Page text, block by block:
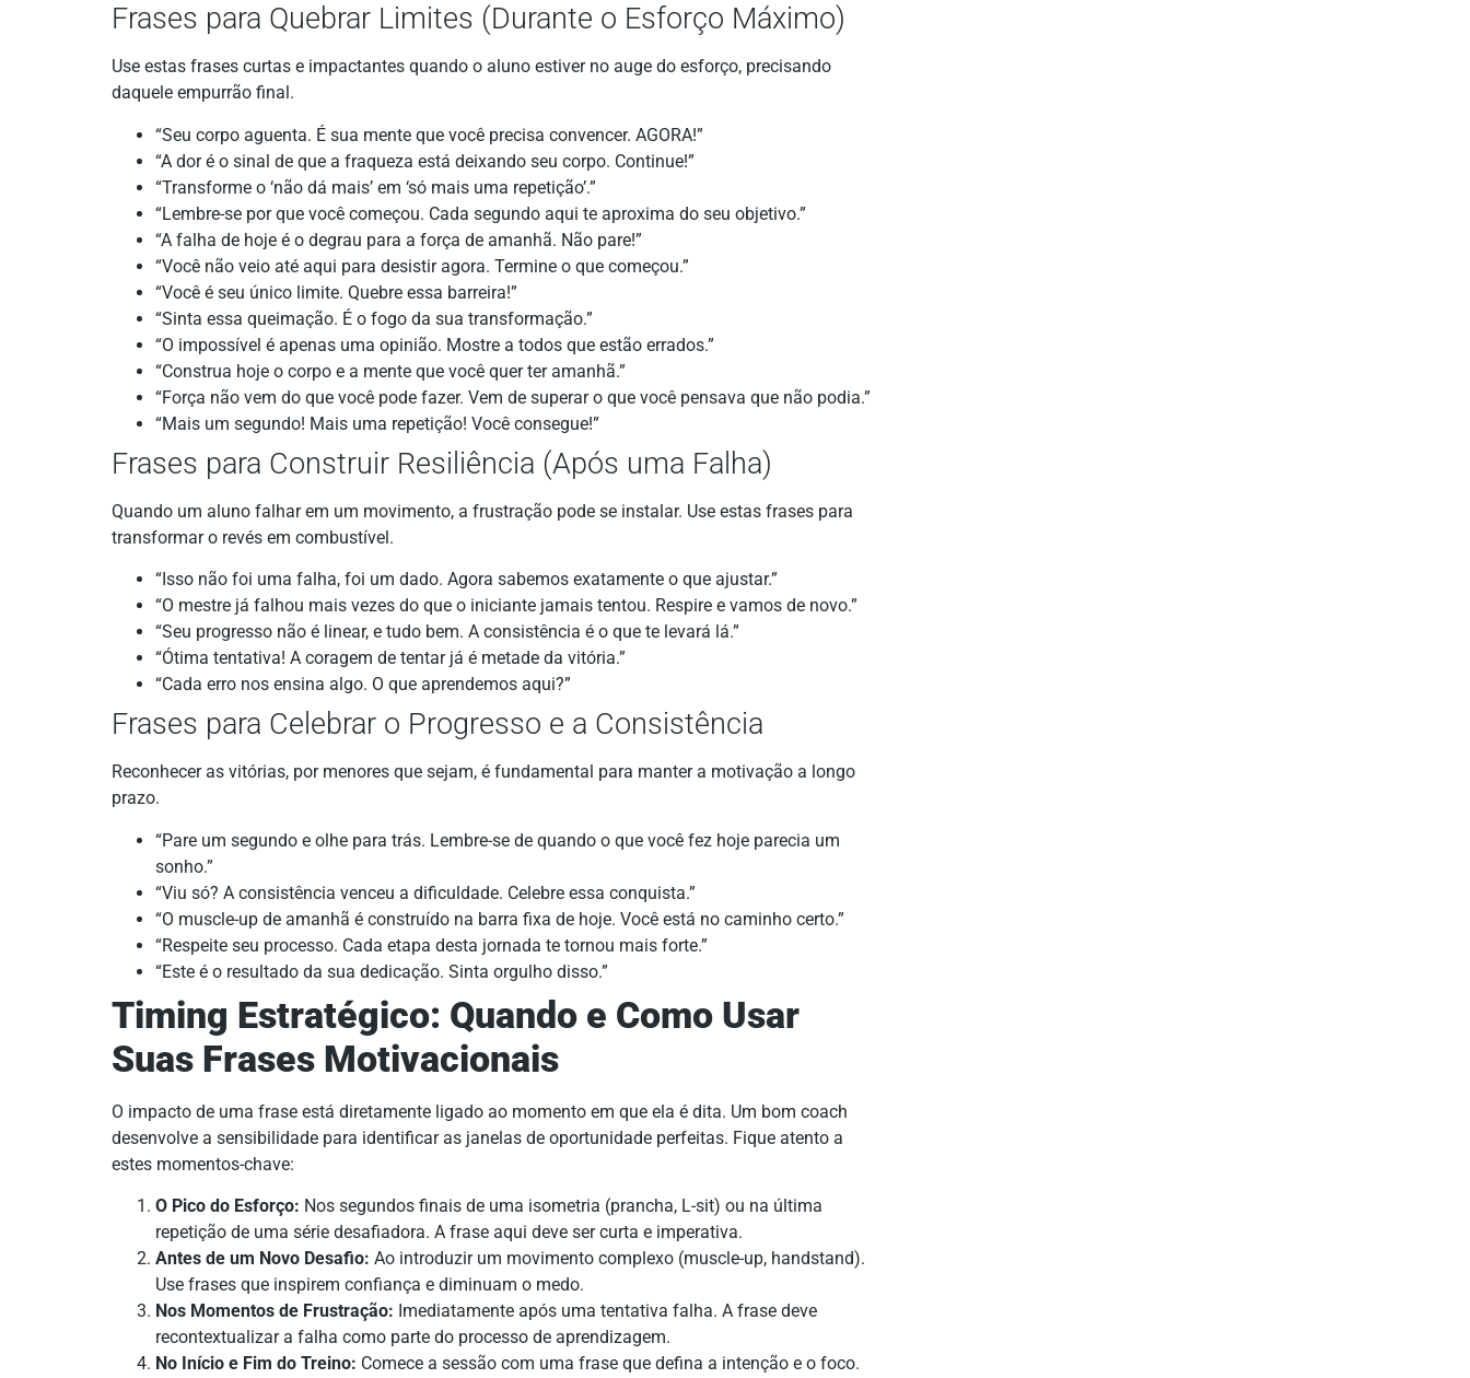
Frases para Quebrar Limites (Durante o Esforço Máximo)
Use estas frases curtas e impactantes quando o aluno estiver no auge do esforço, precisando
daquele empurrão final.
“Seu corpo aguenta. É sua mente que você precisa convencer. AGORA!”
“A dor é o sinal de que a fraqueza está deixando seu corpo. Continue!”
“Transforme o ‘não dá mais’ em ‘só mais uma repetição’.”
“Lembre-se por que você começou. Cada segundo aqui te aproxima do seu objetivo.”
“A falha de hoje é o degrau para a força de amanhã. Não pare!”
“Você não veio até aqui para desistir agora. Termine o que começou.”
“Você é seu único limite. Quebre essa barreira!”
“Sinta essa queimação. É o fogo da sua transformação.”
“O impossível é apenas uma opinião. Mostre a todos que estão errados.”
“Construa hoje o corpo e a mente que você quer ter amanhã.”
“Força não vem do que você pode fazer. Vem de superar o que você pensava que não podia.”
“Mais um segundo! Mais uma repetição! Você consegue!”
Frases para Construir Resiliência (Após uma Falha)
Quando um aluno falhar em um movimento, a frustração pode se instalar. Use estas frases para
transformar o revés em combustível.
“Isso não foi uma falha, foi um dado. Agora sabemos exatamente o que ajustar.”
“O mestre já falhou mais vezes do que o iniciante jamais tentou. Respire e vamos de novo.”
“Seu progresso não é linear, e tudo bem. A consistência é o que te levará lá.”
“Ótima tentativa! A coragem de tentar já é metade da vitória.”
“Cada erro nos ensina algo. O que aprendemos aqui?”
Frases para Celebrar o Progresso e a Consistência
Reconhecer as vitórias, por menores que sejam, é fundamental para manter a motivação a longo
prazo.
“Pare um segundo e olhe para trás. Lembre-se de quando o que você fez hoje parecia um
sonho.”
“Viu só? A consistência venceu a dificuldade. Celebre essa conquista.”
“O muscle-up de amanhã é construído na barra fixa de hoje. Você está no caminho certo.”
“Respeite seu processo. Cada etapa desta jornada te tornou mais forte.”
“Este é o resultado da sua dedicação. Sinta orgulho disso.”
Timing Estratégico: Quando e Como Usar
Suas Frases Motivacionais
O impacto de uma frase está diretamente ligado ao momento em que ela é dita. Um bom coach
desenvolve a sensibilidade para identificar as janelas de oportunidade perfeitas. Fique atento a
estes momentos-chave:
O Pico do Esforço: Nos segundos finais de uma isometria (prancha, L-sit) ou na última
repetição de uma série desafiadora. A frase aqui deve ser curta e imperativa.
Antes de um Novo Desafio: Ao introduzir um movimento complexo (muscle-up, handstand).
Use frases que inspirem confiança e diminuam o medo.
Nos Momentos de Frustração: Imediatamente após uma tentativa falha. A frase deve
recontextualizar a falha como parte do processo de aprendizagem.
No Início e Fim do Treino: Comece a sessão com uma frase que defina a intenção e o foco.